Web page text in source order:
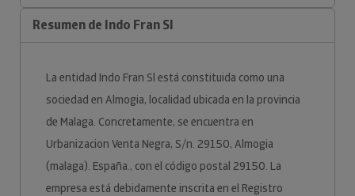
Resumen de Indo Fran Sl
La entidad Indo Fran Sl está constituida como una
sociedad en Almogia, localidad ubicada en la provincia
de Malaga. Concretamente, se encuentra en
Urbanizacion Venta Negra, S/n. 29150, Almogia
(malaga). España., con el código postal 29150. La
empresa está debidamente inscrita en el Registro